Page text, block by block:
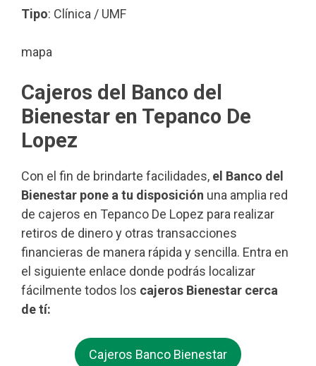
Tipo: Clínica / UMF
mapa
Cajeros del Banco del
Bienestar en Tepanco De
Lopez
Con el fin de brindarte facilidades, el Banco del
Bienestar pone a tu disposición una amplia red
de cajeros en Tepanco De Lopez para realizar
retiros de dinero y otras transacciones
financieras de manera rápida y sencilla. Entra en
el siguiente enlace donde podrás localizar
fácilmente todos los cajeros Bienestar cerca
de tí:
Cajeros Banco Bienestar